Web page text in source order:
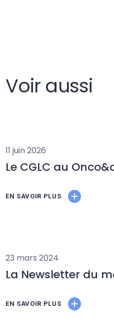
Voir aussi
11 juin 2026
Le CGLC au
EN SAVOIR PLUS
23 mars 2024
La Newsletter du
EN SAVOIR PLUS